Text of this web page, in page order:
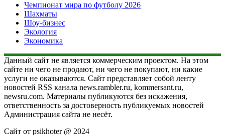
Чемпионат мира по футболу 2026
Шахматы
Шоу-бизнес
Экология
Экономика
Данный сайт не является коммерческим проектом. На этом
сайте ни чего не продают, ни чего не покупают, ни какие
услуги не оказываются. Сайт представляет собой ленту
новостей RSS канала news.rambler.ru, kommersant.ru,
newsru.com. Материалы публикуются без искажения,
ответственность за достоверность публикуемых новостей
Администрация сайта не несёт.
Сайт от psikhoter @ 2024